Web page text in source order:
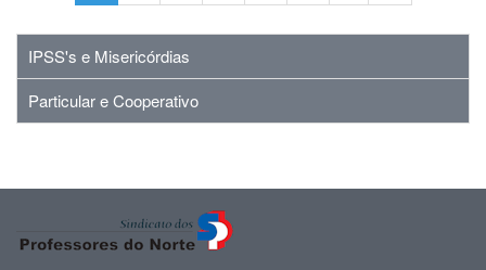
IPSS's e Misericórdias
Particular e Cooperativo